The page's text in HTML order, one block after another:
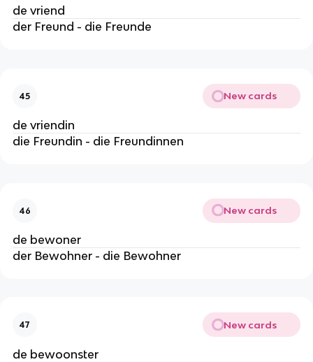
de vriend
der Freund - die Freunde
45 New cards
de vriendin
die Freundin - die Freundinnen
46 New cards
de bewoner
der Bewohner - die Bewohner
47 New cards
de bewoonster